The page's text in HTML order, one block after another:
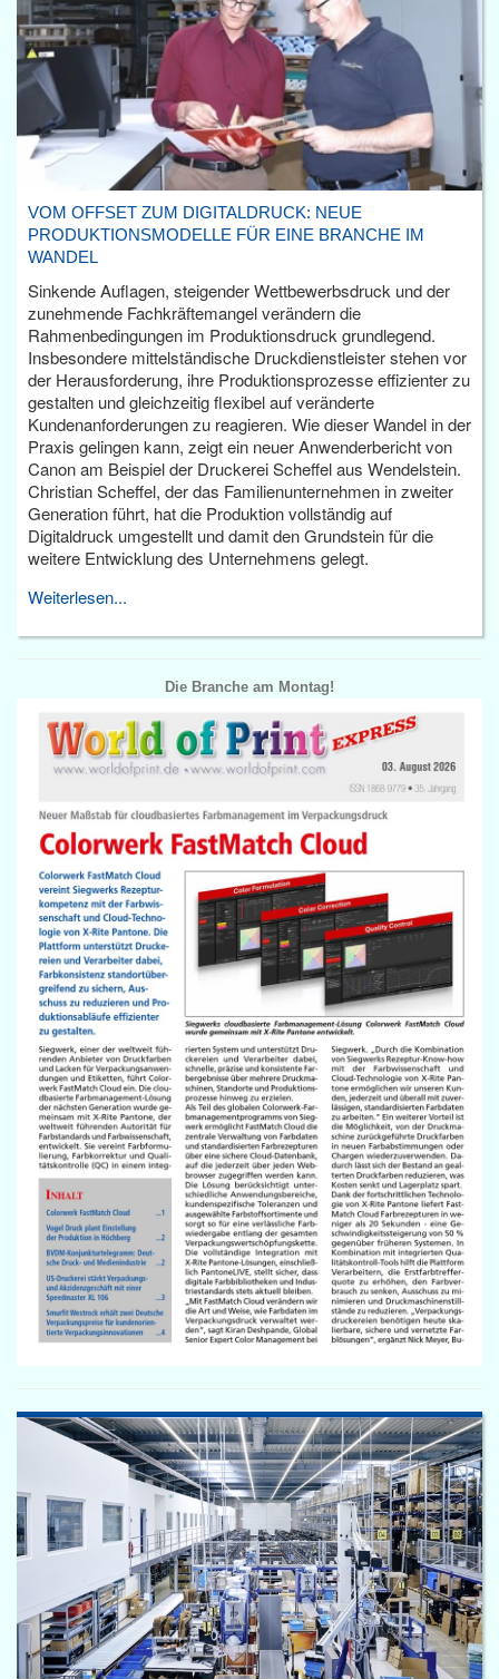
VOM OFFSET ZUM DIGITALDRUCK: NEUE
PRODUKTIONSMODELLE FÜR EINE BRANCHE IM
WANDEL
Sinkende Auflagen, steigender Wettbewerbsdruck und der
zunehmende Fachkräftemangel verändern die
Rahmenbedingungen im Produktionsdruck grundlegend.
Insbesondere mittelständische Druckdienstleister stehen vor
der Herausforderung, ihre Produktionsprozesse effizienter zu
gestalten und gleichzeitig flexibel auf veränderte
Kundenanforderungen zu reagieren. Wie dieser Wandel in der
Praxis gelingen kann, zeigt ein neuer Anwenderbericht von
Canon am Beispiel der Druckerei Scheffel aus Wendelstein.
Christian Scheffel, der das Familienunternehmen in zweiter
Generation führt, hat die Produktion vollständig auf
Digitaldruck umgestellt und damit den Grundstein für die
weitere Entwicklung des Unternehmens gelegt.
Weiterlesen...
Die Branche am Montag!